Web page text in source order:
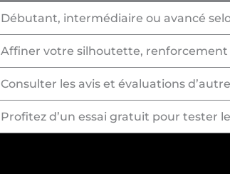
Débutant, intermédiaire ou avancé
Affiner votre silhoutette,
Consulter les avis et évaluations
Profitez d’un essai gratuit pour tester